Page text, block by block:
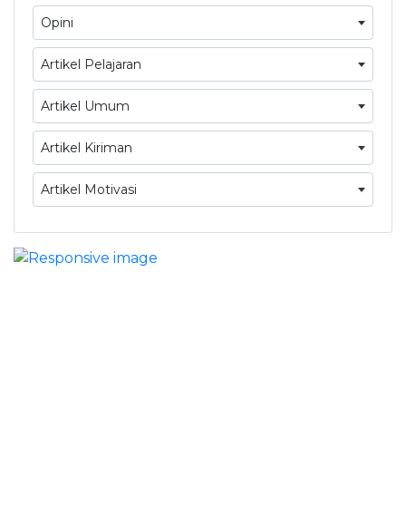
Opini
Artikel Pelajaran
Artikel Umum
Artikel Kiriman
Artikel Motivasi